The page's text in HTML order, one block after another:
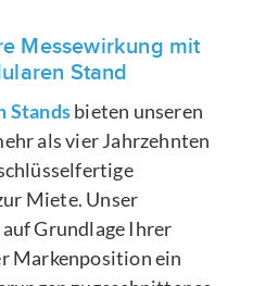
Messewirkung mit
Stand
Standsbieten unseren
als vier Jahrzehnten
Miete. Unser
Grundlage Ihrer
Markenposition ein